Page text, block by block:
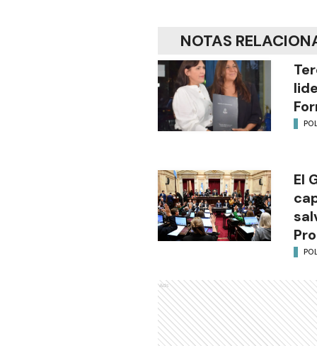
NOTAS
El
Ads